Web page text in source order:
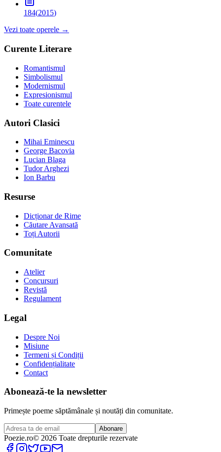
184(2015)
Vezi toate operele →
Curente Literare
Romantismul
Simbolismul
Modernismul
Expresionismul
Toate curentele
Autori Clasici
Mihai Eminescu
George Bacovia
Lucian Blaga
Tudor Arghezi
Ion Barbu
Resurse
Dicționar de Rime
Căutare Avansată
Toți Autorii
Comunitate
Atelier
Concursuri
Revistă
Regulament
Legal
Despre Noi
Misiune
Termeni și Condiții
Confidențialitate
Contact
Abonează-te la newsletter
Primește poeme săptămânale și noutăți din comunitate.
Abonare
Poezie.ro© 2026 Toate drepturile rezervate